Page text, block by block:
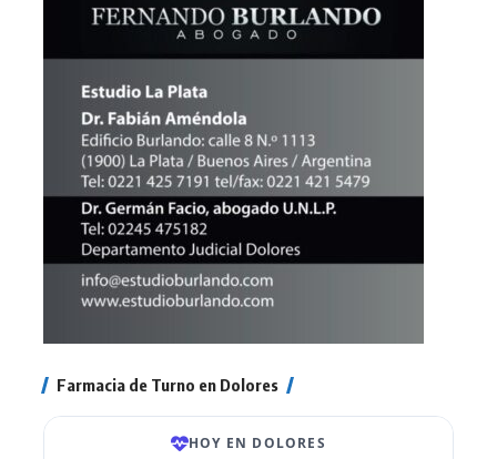
Farmacia de Turno en Dolores